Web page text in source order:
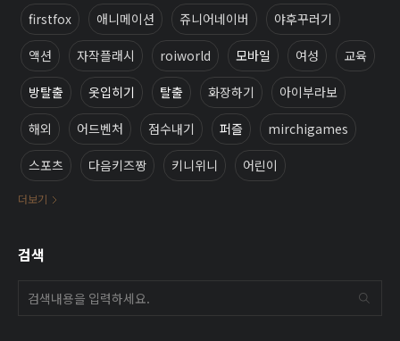
firstfox 애니메이션 쥬니어네이버 야후꾸러기
액션 자작플래시 roiworld 모바일 여성 교육
방탈출 옷입히기 탈출 화장하기 아이부라보
해외 어드벤처 점수내기 퍼즐 mirchigames
스포츠 다음키즈짱 키니위니 어린이
더보기
검색